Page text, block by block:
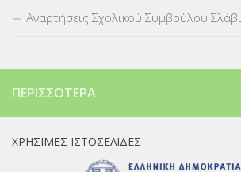
Αναρτήσεις Σχολικού Συμβούλου
ΠΕΡΙΣΣΌΤΕΡΑ
ΧΡΉΣΙΜΕΣ ΙΣΤΟΣΕΛΊΔΕΣ